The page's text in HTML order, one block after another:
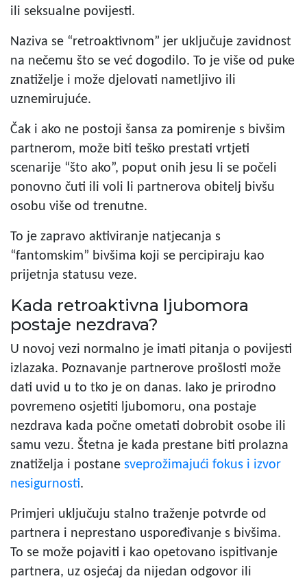
ili seksualne povijesti.
Naziva se “retroaktivnom” jer uključuje zavidnost
na nečemu što se već dogodilo. To je više od puke
znatiželje i može djelovati nametljivo ili
uznemirujuće.
Čak i ako ne postoji šansa za pomirenje s bivšim
partnerom, može biti teško prestati vrtjeti
scenarije “što ako”, poput onih jesu li se počeli
ponovno čuti ili voli li partnerova obitelj bivšu
osobu više od trenutne.
To je zapravo aktiviranje natjecanja s
“fantomskim” bivšima koji se percipiraju kao
prijetnja statusu veze.
Kada retroaktivna ljubomora
postaje nezdrava?
U novoj vezi normalno je imati pitanja o povijesti
izlazaka. Poznavanje partnerove prošlosti može
dati uvid u to tko je on danas. Iako je prirodno
povremeno osjetiti ljubomoru, ona postaje
nezdrava kada počne ometati dobrobit osobe ili
samu vezu. Štetna je kada prestane biti prolazna
znatiželja i postane sveprožimajući fokus i izvor
nesigurnosti.
Primjeri uključuju stalno traženje potvrde od
partnera i neprestano uspoređivanje s bivšima.
To se može pojaviti i kao opetovano ispitivanje
partnera, uz osjećaj da nijedan odgovor ili